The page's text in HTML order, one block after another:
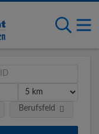
Berufsfeld